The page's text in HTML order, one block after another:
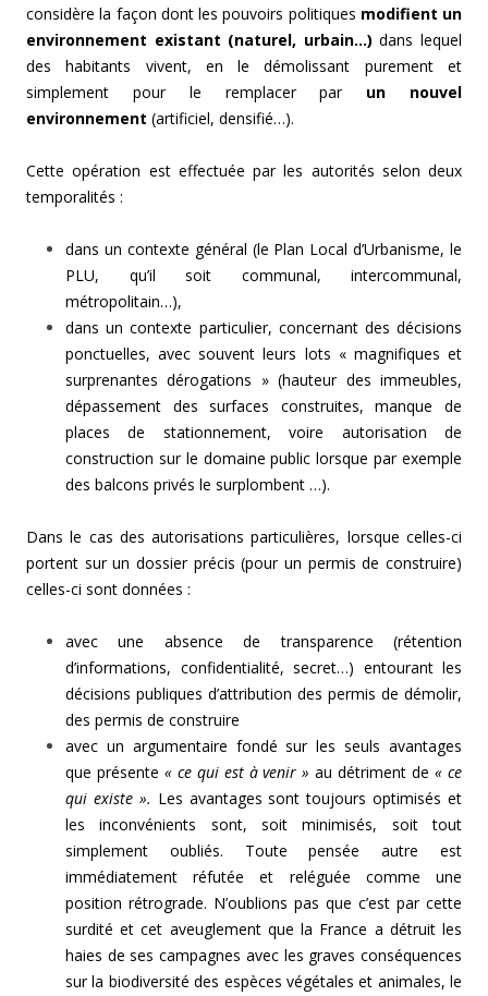
considère la façon dont les pouvoirs politiques modifient un
environnement existant (naturel, urbain…)dans lequel
des habitants vivent, en le démolissant purement et
simplement pour le remplacer par un nouvel
environnement (artificiel, densifié…).
Cette opération est effectuée par les autorités selon deux
temporalités :
dans un contexte général (le Plan Local d’Urbanisme, le
PLU, qu’il soit communal, intercommunal,
métropolitain…),
dans un contexte particulier, concernant des décisions
ponctuelles, avec souvent leurs lots « magnifiques et
surprenantes dérogations » (hauteur des immeubles,
dépassement des surfaces construites, manque de
places de stationnement, voire autorisation de
construction sur le domaine public lorsque par exemple
des balcons privés le surplombent …).
Dans le cas des autorisations particulières, lorsque celles-ci
portent sur un dossier précis (pour un permis de construire)
celles-ci sont données :
avec une absence de transparence (rétention
d’informations, confidentialité, secret…) entourant les
décisions publiques d’attribution des permis de démolir,
des permis de construire
avec un argumentaire fondé sur les seuls avantages
que présente « ce qui est à venir » au détriment de« ce
qui existe ». Les avantages sont toujours optimisés et
les inconvénients sont, soit minimisés, soit tout
simplement oubliés. Toute pensée autre est
immédiatement réfutée et reléguée comme une
position rétrograde. N’oublions pas que c’est par cette
surdité et cet aveuglement que la France a détruit les
haies de ses campagnes avec les graves conséquences
sur la biodiversité des espèces végétales et animales, le